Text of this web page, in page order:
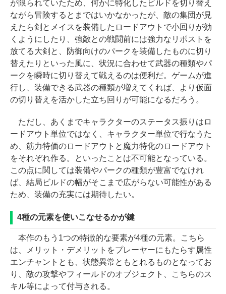
が限られていたため、何かに特化したビルドを切り替え
ながら冒険するとまではいかなかったが、敵の集団が見
えたら剣とメイスを装備したロードアウトで小回りが効
くようにしたり、強敵との戦闘前には強力なリポストを
放てる大剣と、防御向けのパークを装備したものに切り
替えたりといった風に、状況に合わせて武器の種類やパ
ークを瞬時に切り替えて戦えるのは便利だ。ゲームが進
行し、装備できる武器の種類が増えてくれば、より仮面
の切り替えを活かした立ち回りが可能になるだろう。
ただし、あくまでキャラクターのステータス振りはロ
ードアウト単位ではなく、キャラクター単位で行なうた
め、筋力特価のロードアウトと魔力特化のロードアウト
をそれぞれ作る。といったことは不可能となっている。
この点に関しては装備やパークの種類が豊富でなけれ
ば、結局ビルドの幅がそこまで広がらない可能性がある
ため、装備の充実には期待したい。
4種の元素を使いこなせるかが鍵
本作のもう1つの特徴的な要素が4種の元素。こちら
は、メリット・デメリットをプレーヤーにもたらす属性
エンチャントとも、状態異常ともとれるものとなってお
り、敵の攻撃やフィールドのオブジェクト、こちらのス
キル等によって付与される。